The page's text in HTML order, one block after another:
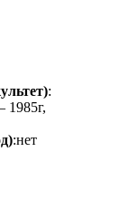
:
1985г,
:нет